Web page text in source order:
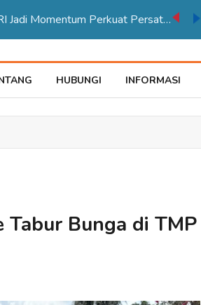
Karnaval Pembangunan HUT ke 81 RI Jadi Momentum Perkuat Persatuan di Merauke
HUBUNGI INFORMASI
Bunga di TMP